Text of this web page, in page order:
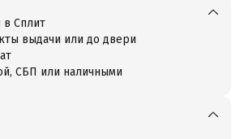
в Сплит
выдачи или до двери
СБП или наличными